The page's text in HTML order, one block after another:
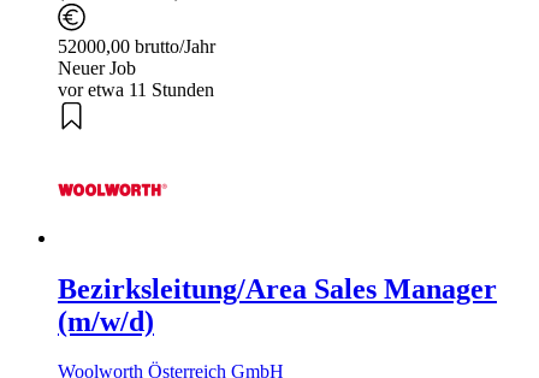
52000,00 brutto/Jahr
Neuer Job
vor etwa 11 Stunden
Bezirksleitung/Area Sales Manager
(m/w/d)
Woolworth Österreich GmbH